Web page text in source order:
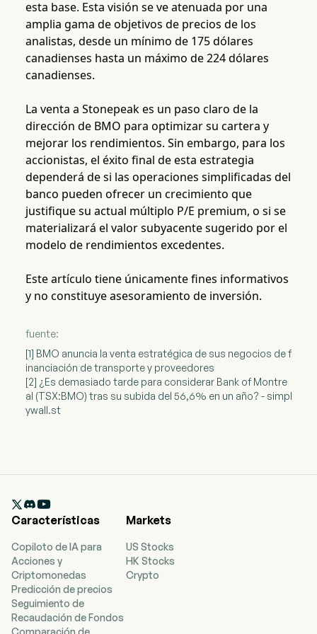
esta base. Esta visión se ve atenuada por una
amplia gama de objetivos de precios de los
analistas, desde un mínimo de 175 dólares
canadienses hasta un máximo de 224 dólares
canadienses.
La venta a Stonepeak es un paso claro de la
dirección de BMO para optimizar su cartera y
mejorar los rendimientos. Sin embargo, para los
accionistas, el éxito final de esta estrategia
dependerá de si las operaciones simplificadas del
banco pueden ofrecer un crecimiento que
justifique su actual múltiplo P/E premium, o si se
materializará el valor subyacente sugerido por el
modelo de rendimientos excedentes.
Este artículo tiene únicamente fines informativos
y no constituye asesoramiento de inversión.
fuente:
[1] BMO anuncia la venta estratégica de sus negocios de f
inanciación de transporte y proveedores
[2] ¿Es demasiado tarde para considerar Bank of Montre
al (TSX:BMO) tras su subida del 56,6% en un año? - simpl
ywall.st

Características
Copiloto de IA para
Acciones y
Criptomonedas
Predicción de precios
Seguimiento de
Recaudación de Fondos
Comparación de
Markets
US Stocks
HK Stocks
Crypto